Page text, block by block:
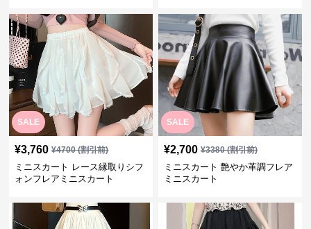
SALE
¥3,760 ¥4700(割引前)
ミニスカート レース縁取りシフ
ォンフレアミニスカート
SALE
¥2,700 ¥3380(割引前)
ミニスカート 艶やか革調フレア
ミニスカート